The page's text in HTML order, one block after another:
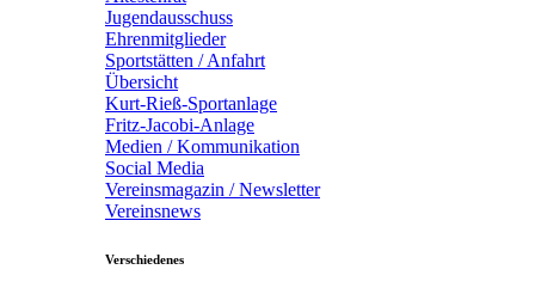
Jugendausschuss
Ehrenmitglieder
Sportstätten / Anfahrt
Übersicht
Kurt-Rieß-Sportanlage
Fritz-Jacobi-Anlage
Medien / Kommunikation
Social Media
Vereinsmagazin / Newsletter
Vereinsnews
Verschiedenes